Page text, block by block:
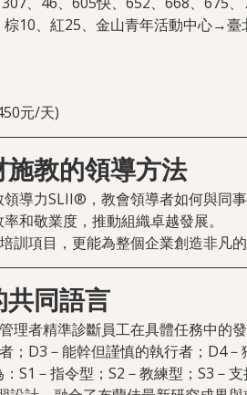
10、紅25、金山青年活動中心→臺
元/天)
教的領導方法
導力SLII®，教會領導者如何與同事
和敬業度，推動組織卓越發展。
項目，更能為整個企業創造非凡的
同語言
者精準診斷員工在具體任務中的發
D3－能幹但謹慎的執行者；D4－
S1－指令型；S2－教練型；S3－支